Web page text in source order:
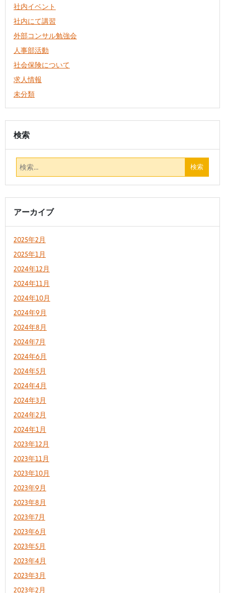
社内イベント
社内にて講習
外部コンサル勉強会
人事部活動
社会保険について
求人情報
未分類
検索
アーカイブ
2025年2月
2025年1月
2024年12月
2024年11月
2024年10月
2024年9月
2024年8月
2024年7月
2024年6月
2024年5月
2024年4月
2024年3月
2024年2月
2024年1月
2023年12月
2023年11月
2023年10月
2023年9月
2023年8月
2023年7月
2023年6月
2023年5月
2023年4月
2023年3月
2023年2月